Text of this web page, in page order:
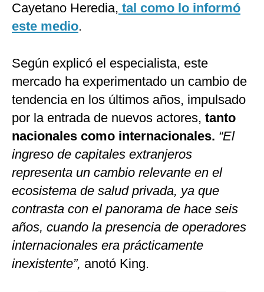
Cayetano Heredia, tal como lo informó
este medio.
Según explicó el especialista, este
mercado ha experimentado un cambio de
tendencia en los últimos años, impulsado
por la entrada de nuevos actores, tanto
nacionales como internacionales. “El
ingreso de capitales extranjeros
representa un cambio relevante en el
ecosistema de salud privada, ya que
contrasta con el panorama de hace seis
años, cuando la presencia de operadores
internacionales era prácticamente
inexistente”, anotó King.